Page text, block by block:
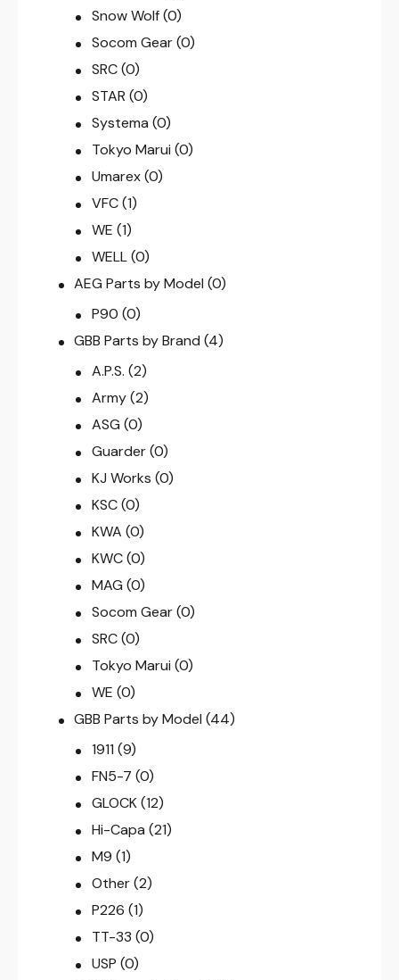
Snow Wolf (0)
Socom Gear (0)
SRC (0)
STAR (0)
Systema (0)
Tokyo Marui (0)
Umarex (0)
VFC (1)
WE (1)
WELL (0)
AEG Parts by Model (0)
P90 (0)
GBB Parts by Brand (4)
A.P.S. (2)
Army (2)
ASG (0)
Guarder (0)
KJ Works (0)
KSC (0)
KWA (0)
KWC (0)
MAG (0)
Socom Gear (0)
SRC (0)
Tokyo Marui (0)
WE (0)
GBB Parts by Model (44)
1911 (9)
FN5-7 (0)
GLOCK (12)
Hi-Capa (21)
M9 (1)
Other (2)
P226 (1)
TT-33 (0)
USP (0)